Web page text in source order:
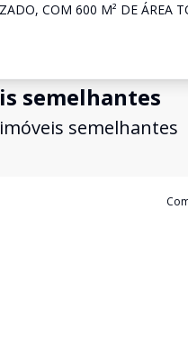
COM 600 M² DE ÁREA
semelhantes
semelhantes